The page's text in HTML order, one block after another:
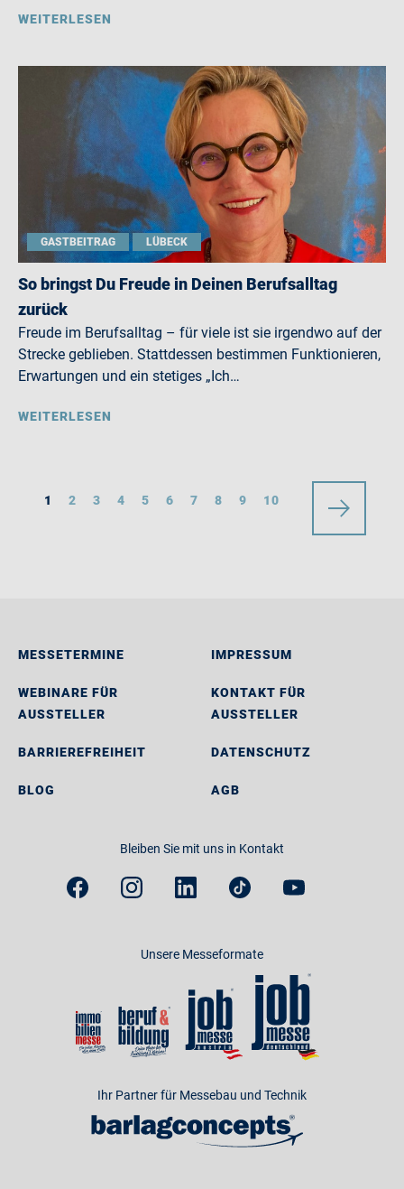
WEITERLESEN
GASTBEITRAG LÜBECK
So bringst Du Freude in Deinen Berufsalltag
zurück
Freude im Berufsalltag – für viele ist sie irgendwo auf der
Strecke geblieben. Stattdessen bestimmen Funktionieren,
Erwartungen und ein stetiges „Ich…
WEITERLESEN
1 2 3 4 5 6 7 8 9 10
MESSETERMINE
WEBINARE FÜR
AUSSTELLER
BARRIEREFREIHEIT
BLOG
IMPRESSUM
KONTAKT FÜR
AUSSTELLER
DATENSCHUTZ
AGB
Bleiben Sie mit uns in Kontakt
Unsere Messeformate
Ihr Partner für Messebau und Technik